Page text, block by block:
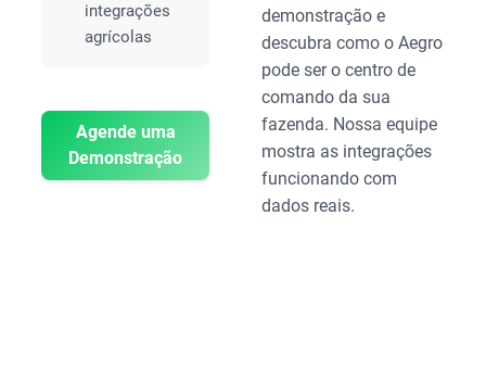
demonstração e
descubra como o Aegro
pode ser o centro de
comando da sua
fazenda. Nossa equipe
mostra as integrações
funcionando com
dados reais.
integrações
agrícolas
Agende uma
Demonstração